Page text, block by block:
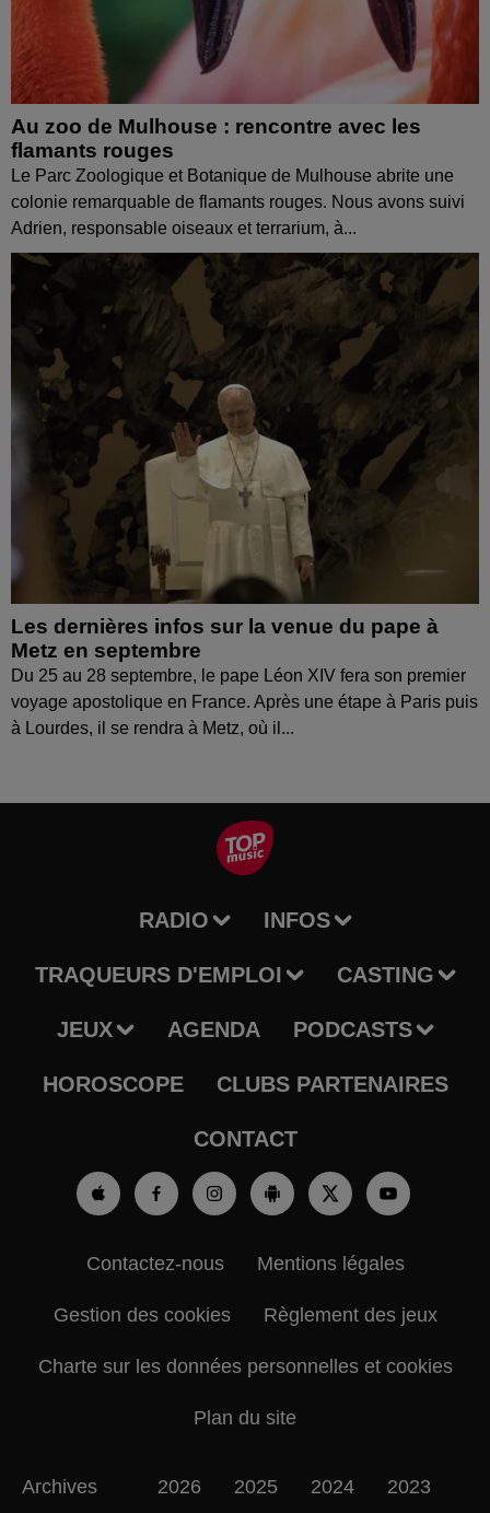
Au zoo de Mulhouse : rencontre avec les
flamants rouges
Le Parc Zoologique et Botanique de Mulhouse abrite une
colonie remarquable de flamants rouges. Nous avons suivi
Adrien, responsable oiseaux et terrarium, à...
Les dernières infos sur la venue du pape à
Metz en septembre
Du 25 au 28 septembre, le pape Léon XIV fera son premier
voyage apostolique en France. Après une étape à Paris puis
à Lourdes, il se rendra à Metz, où il...
RADIO INFOS
TRAQUEURS D'EMPLOI CASTING
JEUX AGENDA PODCASTS
HOROSCOPE CLUBS PARTENAIRES
CONTACT
Contactez-nous Mentions légales
Gestion des cookies Règlement des jeux
Charte sur les données personnelles et cookies
Plan du site
Archives 2026 2025 2024 2023